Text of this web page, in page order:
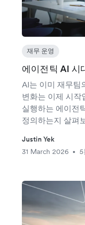
재무 운영
에이전틱 AI 시
AI는 이미 재무팀
변화는 이제 시작
실행하는 에이전
정의하는지 살펴
Justin Yek
31 March 2026
• 5